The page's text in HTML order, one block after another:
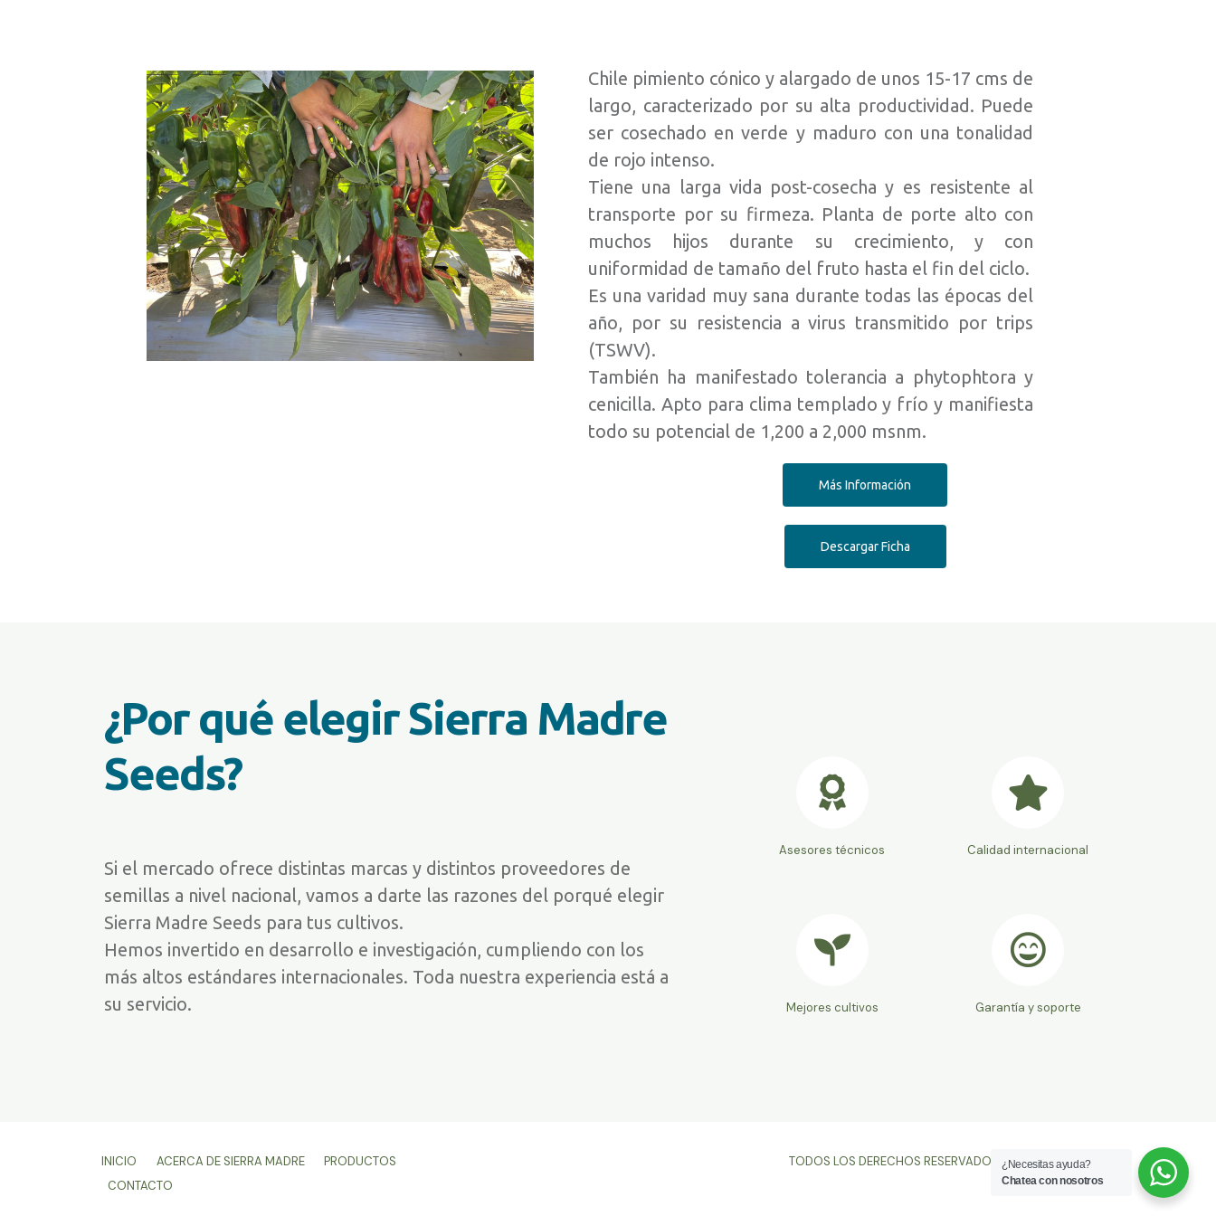
Chile pimiento cónico y alargado de unos 15-17 cms de
largo, caracterizado por su alta productividad. Puede
ser cosechado en verde y maduro con una tonalidad
de rojo intenso.
Tiene una larga vida post-cosecha y es resistente al
transporte por su firmeza. Planta de porte alto con
muchos hijos durante su crecimiento, y con
uniformidad de tamaño del fruto hasta el fin del ciclo.
Es una varidad muy sana durante todas las épocas del
año, por su resistencia a virus transmitido por trips
(TSWV).
También ha manifestado tolerancia a phytophtora y
cenicilla. Apto para clima templado y frío y manifiesta
todo su potencial de 1,200 a 2,000 msnm.
Más Información
Descargar Ficha
¿Por qué elegir Sierra Madre
Seeds?
Si el mercado ofrece distintas marcas y distintos proveedores de
semillas a nivel nacional, vamos a darte las razones del porqué elegir
Sierra Madre Seeds para tus cultivos.
Hemos invertido en desarrollo e investigación, cumpliendo con los
más altos estándares internacionales. Toda nuestra experiencia está a
su servicio.
Asesores técnicos Calidad internacional
Mejores cultivos Garantía y soporte
INICIO ACERCA DE SIERRA MADRE
PRODUCTOS
CONTACTO
TODOS LOS DERECHOS RESERVADOS. DESARROLLADO EN
2,023.
¿Necesitas ayuda?
Chatea con nosotros